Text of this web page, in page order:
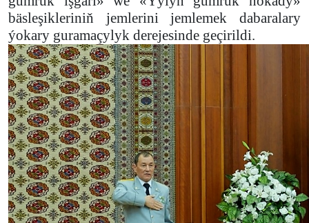
bäsleşikleriniň jemlerini jemlemek dabaralary
ýokary guramaçylyk derejesinde geçirildi.